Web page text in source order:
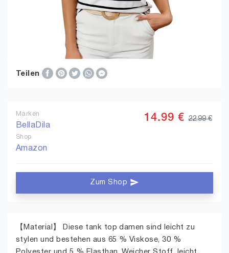
Teilen
Marken
BellaDila
Shop
Amazon
14.99 € 22.99 €
Zum Shop
【Material】 Diese tank top damen sind leicht zu
stylen und bestehen aus 65 % Viskose, 30 %